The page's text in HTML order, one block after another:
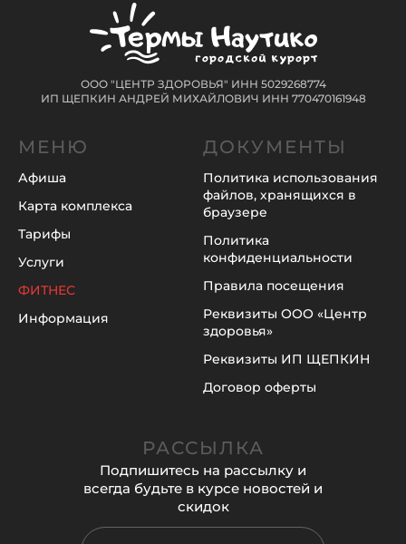
ООО "ЦЕНТР ЗДОРОВЬЯ" ИНН 5029268774
ИП ЩЕПКИН АНДРЕЙ МИХАЙЛОВИЧ ИНН 770470161948
МЕНЮ
Афиша
Карта комплекса
Тарифы
Услуги
ФИТНЕС
Информация
ДОКУМЕНТЫ
Политика использования
файлов, хранящихся в
браузере
Политика
конфиденциальности
Правила посещения
Реквизиты ООО «Центр
здоровья»
Реквизиты ИП ЩЕПКИН
Договор оферты
РАССЫЛКА
Подпишитесь на рассылку и
всегда будьте в курсе новостей и
скидок